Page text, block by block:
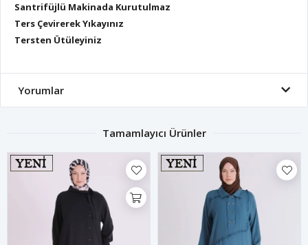
Santrifüjlü Makinada Kurutulmaz
Ters Çevirerek Yıkayınız
Tersten Ütüleyiniz
Yorumlar
Tamamlayıcı Ürünler